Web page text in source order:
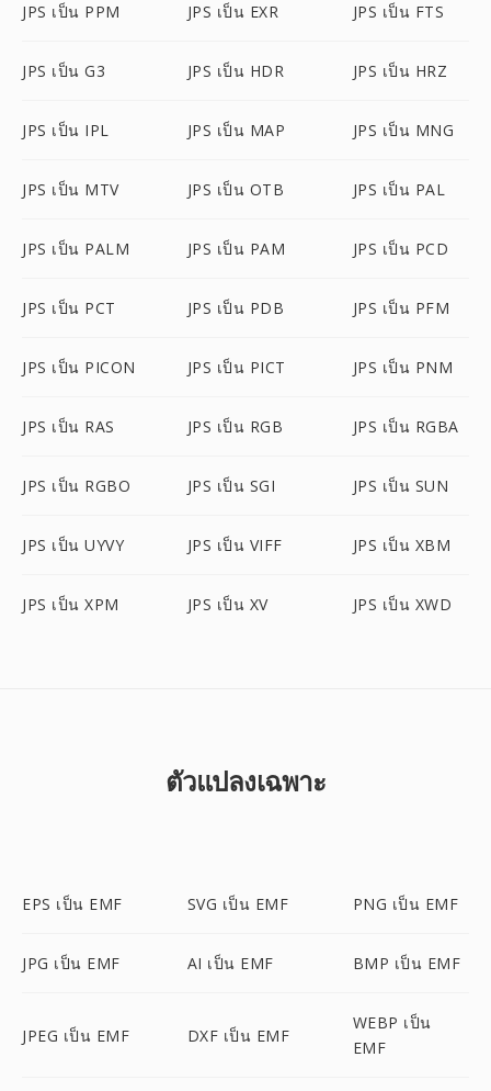
JPS เป็น PPM JPS เป็น EXR JPS เป็น FTS
JPS เป็น G3 JPS เป็น HDR JPS เป็น HRZ
JPS เป็น IPL JPS เป็น MAP JPS เป็น MNG
JPS เป็น MTV JPS เป็น OTB JPS เป็น PAL
JPS เป็น PALM JPS เป็น PAM JPS เป็น PCD
JPS เป็น PCT JPS เป็น PDB JPS เป็น PFM
JPS เป็น PICON JPS เป็น PICT JPS เป็น PNM
JPS เป็น RAS JPS เป็น RGB JPS เป็น RGBA
JPS เป็น RGBO JPS เป็น SGI JPS เป็น SUN
JPS เป็น UYVY JPS เป็น VIFF JPS เป็น XBM
JPS เป็น XPM JPS เป็น XV JPS เป็น XWD
ตัวแปลงเฉพาะ
EPS เป็น EMF SVG เป็น EMF PNG เป็น EMF
JPG เป็น EMF AI เป็น EMF BMP เป็น EMF
JPEG เป็น EMF DXF เป็น EMF
WEBP เป็น
EMF